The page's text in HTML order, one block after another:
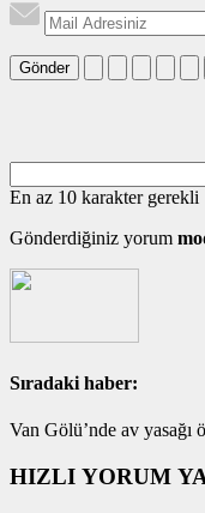
Gönder
En az 10 karakter gerekli
Gönderdiğiniz yorum
Sıradaki haber:
Van Gölü’nde av yasağı
HIZLI YORUM